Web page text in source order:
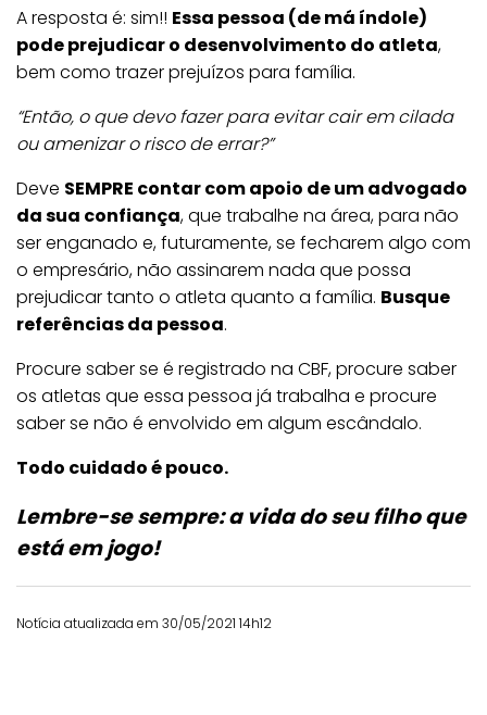
A resposta é: sim!! Essa pessoa (de má índole)
pode prejudicar o desenvolvimento do atleta,
bem como trazer prejuízos para família.
“Então, o que devo fazer para evitar cair em cilada
ou amenizar o risco de errar?”
Deve SEMPRE contar com apoio de um advogado
da sua confiança, que trabalhe na área, para não
ser enganado e, futuramente, se fecharem algo com
o empresário, não assinarem nada que possa
prejudicar tanto o atleta quanto a família. Busque
referências da pessoa.
Procure saber se é registrado na CBF, procure saber
os atletas que essa pessoa já trabalha e procure
saber se não é envolvido em algum escândalo.
Todo cuidado é pouco.
Lembre-se sempre: a vida do seu filho que
está em jogo!
Notícia atualizada em 30/05/2021 14h12